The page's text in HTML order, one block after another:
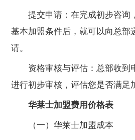
提交申请：在完成初步咨询
基本加盟条件后，就可以向总部
请。
资格审核与评估：总部收到
进行初步审核，评估您是否满足
华莱士加盟费用价格表
（一）华莱士加盟成本